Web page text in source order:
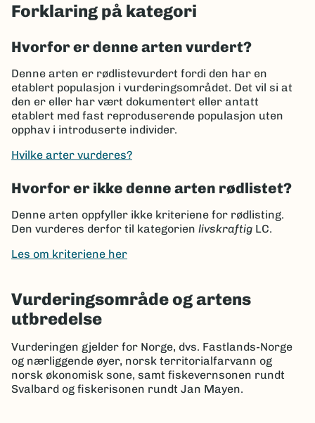
Forklaring på kategori
Hvorfor er denne arten vurdert?
Denne arten er rødlistevurdert fordi den har en
etablert populasjon i vurderingsområdet. Det vil si at
den er eller har vært dokumentert eller antatt
etablert med fast reproduserende populasjon uten
opphav i introduserte individer.
Hvilke arter vurderes?
Hvorfor er ikke denne arten rødlistet?
Denne arten oppfyller ikke kriteriene for rødlisting.
Den vurderes derfor til kategorien livskraftig LC.
Les om kriteriene her
Vurderingsområde og artens
utbredelse
Vurderingen gjelder for Norge, dvs. Fastlands-Norge
og nærliggende øyer, norsk territorialfarvann og
norsk økonomisk sone, samt fiskevernsonen rundt
Svalbard og fiskerisonen rundt Jan Mayen.